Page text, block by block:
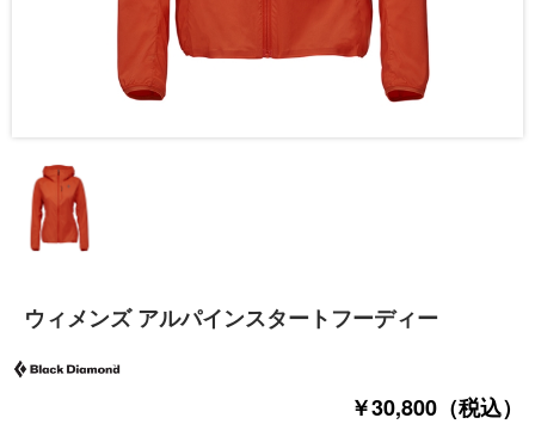
ウィメンズ アルパインスタートフーディー
￥30,800（税込）